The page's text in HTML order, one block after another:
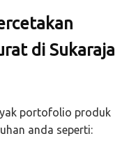
di Sukaraja
portofolio produk
anda seperti: